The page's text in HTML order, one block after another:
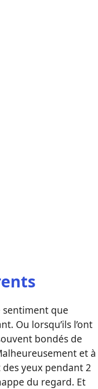
sentiment que
Ou lorsqu’ils l’ont
bondés de
et à
yeux pendant 2
du regard. Et